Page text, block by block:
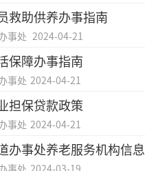
救助供养办事指南
事处 2024-04-21
保障办事指南
事处 2024-04-21
担保贷款政策
事处 2024-04-21
办事处养老服务机构信息
事处 2024-03-19